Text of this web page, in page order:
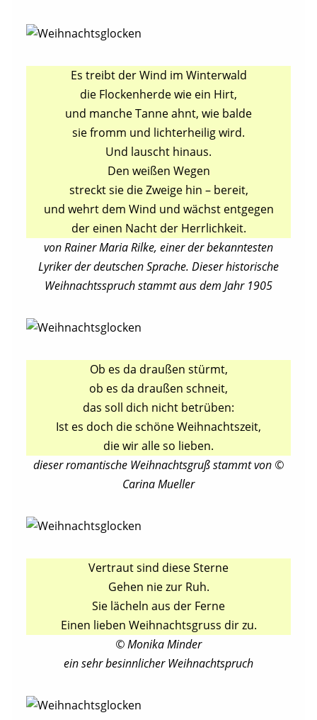
Es treibt der Wind im Winterwald
die Flockenherde wie ein Hirt,
und manche Tanne ahnt, wie balde
sie fromm und lichterheilig wird.
Und lauscht hinaus.
Den weißen Wegen
streckt sie die Zweige hin – bereit,
und wehrt dem Wind und wächst entgegen
der einen Nacht der Herrlichkeit.
von Rainer Maria Rilke, einer der bekanntesten
Lyriker der deutschen Sprache. Dieser historische
Weihnachtsspruch stammt aus dem Jahr 1905
Ob es da draußen stürmt,
ob es da draußen schneit,
das soll dich nicht betrüben:
Ist es doch die schöne Weihnachtszeit,
die wir alle so lieben.
dieser romantische Weihnachtsgruß stammt von ©
Carina Mueller
Vertraut sind diese Sterne
Gehen nie zur Ruh.
Sie lächeln aus der Ferne
Einen lieben Weihnachtsgruss dir zu.
© Monika Minder
ein sehr besinnlicher Weihnachtspruch